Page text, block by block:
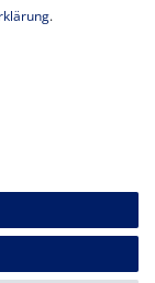
um ein Pflichtfeld.
.